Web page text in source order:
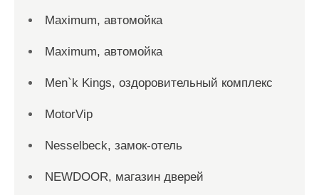
Maximum, автомойка
Maximum, автомойка
Men`k Kings, оздоровительный комплекс
MotorVip
Nesselbeck, замок-отель
NEWDOOR, магазин дверей